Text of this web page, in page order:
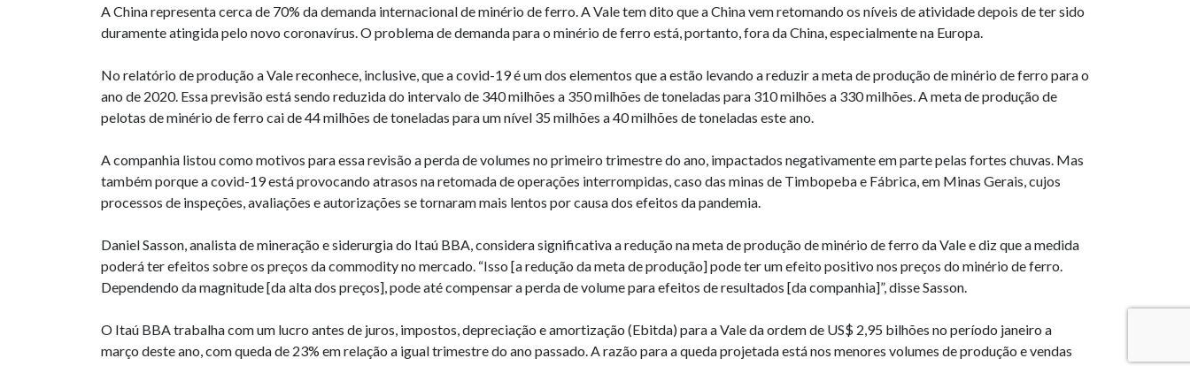
A China representa cerca de 70% da demanda internacional de minério de ferro. A Vale tem dito que a China vem retomando os níveis de atividade depois de ter sido
duramente atingida pelo novo coronavírus. O problema de demanda para o minério de ferro está, portanto, fora da China, especialmente na Europa.
No relatório de produção a Vale reconhece, inclusive, que a covid-19 é um dos elementos que a estão levando a reduzir a meta de produção de minério de ferro para o
ano de 2020. Essa previsão está sendo reduzida do intervalo de 340 milhões a 350 milhões de toneladas para 310 milhões a 330 milhões. A meta de produção de
pelotas de minério de ferro cai de 44 milhões de toneladas para um nível 35 milhões a 40 milhões de toneladas este ano.
A companhia listou como motivos para essa revisão a perda de volumes no primeiro trimestre do ano, impactados negativamente em parte pelas fortes chuvas. Mas
também porque a covid-19 está provocando atrasos na retomada de operações interrompidas, caso das minas de Timbopeba e Fábrica, em Minas Gerais, cujos
processos de inspeções, avaliações e autorizações se tornaram mais lentos por causa dos efeitos da pandemia.
Daniel Sasson, analista de mineração e siderurgia do Itaú BBA, considera significativa a redução na meta de produção de minério de ferro da Vale e diz que a medida
poderá ter efeitos sobre os preços da commodity no mercado. “Isso [a redução da meta de produção] pode ter um efeito positivo nos preços do minério de ferro.
Dependendo da magnitude [da alta dos preços], pode até compensar a perda de volume para efeitos de resultados [da companhia]”, disse Sasson.
O Itaú BBA trabalha com um lucro antes de juros, impostos, depreciação e amortização (Ebitda) para a Vale da ordem de US$ 2,95 bilhões no período janeiro a
março deste ano, com queda de 23% em relação a igual trimestre do ano passado. A razão para a queda projetada está nos menores volumes de produção e vendas